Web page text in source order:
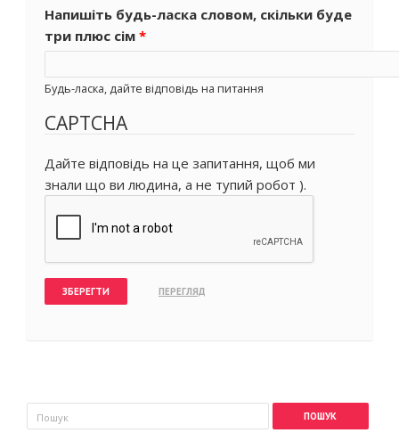
Напишіть будь-ласка словом, скільки буде
три плюс сім *
Будь-ласка, дайте відповідь на питання
CAPTCHA
Дайте відповідь на це запитання, щоб ми
знали що ви людина, а не тупий робот ).
Пошукова форма
Пошук